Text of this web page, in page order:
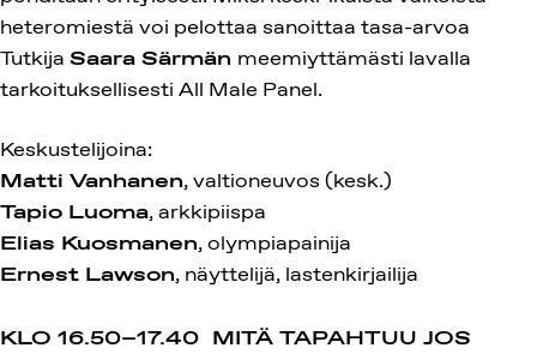
heteromiestä voi pelottaa sanoittaa tasa-arvoa
Tutkija Saara Särmän meemiyttämästi lavalla
tarkoituksellisesti All Male Panel.
Keskustelijoina:
Matti Vanhanen, valtioneuvos (kesk.)
Tapio Luoma, arkkipiispa
Elias Kuosmanen, olympiapainija
Ernest Lawson, näyttelijä, lastenkirjailija
KLO 16.50–17.40
MITÄ TAPAHTUU JOS